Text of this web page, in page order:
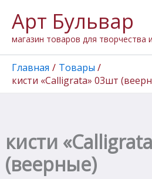
содержимому
Арт Бульвар
магазин товаров для творчества
Главная
Товары
кисти «Calligrata» 03шт
кисти
(веерные)
товара
кисти
"Calligrata"
03шт
(веерные)